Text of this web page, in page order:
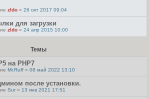
zldo « 26 окт 2017 09:04
для загрузки
zldo « 24 апр 2015 10:00
Темы
на PHP7
Mr.Ruff « 08 май 2022 13:10
после установки.
Sur « 13 янв 2021 17:51